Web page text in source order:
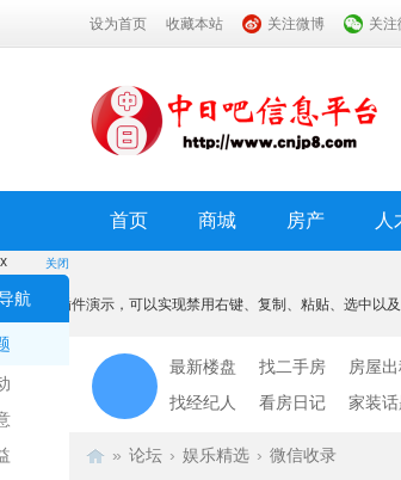
设为首页 收藏本站 关注微博 关注
首页 商城 房产 人
关闭
航
x
本功能为插件演示，可以实现禁用右键、复制、粘贴、选中以
我知道了
最新楼盘 找二手房
房屋出
找经纪人
看房日记 家装话
» 论坛 › 娱乐精选 › 微信收录